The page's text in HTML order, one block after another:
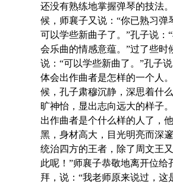
还没有熟练地掌握弹琴的技法
候，师襄子又说：“你已熟习弹
可以学些新曲子了。”孔子说：
会乐曲的情感意蕴。”过了些时
说：“可以学些新曲了。”孔子
体会出作曲者是怎样的一个人
候，孔子肃穆沉静，深思着什
旷神怡，显出志向远大的样子
出作曲者是个什么样的人了，
黑，身材高大，目光明亮而深
统治四方的王者，除了周文王
此呢！”师襄子恭敬地离开位给
拜，说：“我老师原来说过，这